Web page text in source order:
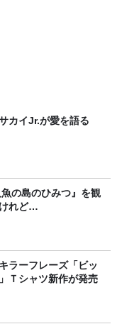
カイJr.が愛を語る
魚の島のひみつ』を観
れど…
ラーフレーズ「ビッ
Ｔシャツ新作が発売